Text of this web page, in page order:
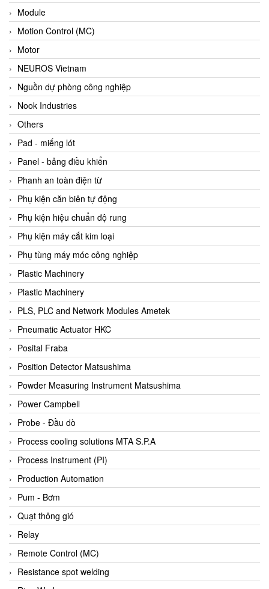
BCS ITALY
BEA SENSORS
Beacon Extender
Beckhoff
Bedook
Bei Sensor
Beijer
Beinlich-pumps
Beka
BEKO
Belimo
Benetech Vietnam
Bently Nevada
Bentone Vietnam
Bernstein Vietnam
Berthold
Bestech
Bestech
BETA
Bifold
Bihl+wiedemann
Bihl+wiedemann
Bilz
Binder Connector
Biotech
BirdX Vietnam
BK Vibro
Black Box
BlackBox Vietnam
BLAGDON PUMP
Bloom Engineering
Module
Motion Control (MC)
Motor
NEUROS Vietnam
Nguồn dự phòng công nghiệp
Nook Industries
Others
Pad - miếng lót
Panel - bảng điều khiển
Phanh an toàn điện từ
Phụ kiện căn biên tự động
Phụ kiện hiệu chuẩn độ rung
Phụ kiện máy cắt kim loại
Phụ tùng máy móc công nghiệp
Plastic Machinery
Plastic Machinery
PLS, PLC and Network Modules Ametek
Pneumatic Actuator HKC
Posital Fraba
Position Detector Matsushima
Powder Measuring Instrument Matsushima
Power Campbell
Probe - Đầu dò
Process cooling solutions MTA S.P.A
Process Instrument (PI)
Production Automation
Pum - Bơm
Quạt thông gió
Relay
Remote Control (MC)
Resistance spot welding